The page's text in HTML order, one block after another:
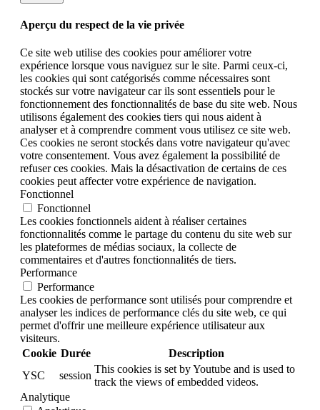
Aperçu du respect de la vie privée
Ce site web utilise des cookies pour améliorer votre
expérience lorsque vous naviguez sur le site. Parmi ceux-ci,
les cookies qui sont catégorisés comme nécessaires sont
stockés sur votre navigateur car ils sont essentiels pour le
fonctionnement des fonctionnalités de base du site web. Nous
utilisons également des cookies tiers qui nous aident à
analyser et à comprendre comment vous utilisez ce site web.
Ces cookies ne seront stockés dans votre navigateur qu'avec
votre consentement. Vous avez également la possibilité de
refuser ces cookies. Mais la désactivation de certains de ces
cookies peut affecter votre expérience de navigation.
Fonctionnel
Fonctionnel
Les cookies fonctionnels aident à réaliser certaines
fonctionnalités comme le partage du contenu du site web sur
les plateformes de médias sociaux, la collecte de
commentaires et d'autres fonctionnalités de tiers.
Performance
Performance
Les cookies de performance sont utilisés pour comprendre et
analyser les indices de performance clés du site web, ce qui
permet d'offrir une meilleure expérience utilisateur aux
visiteurs.
Cookie Durée
Description
YSC
session
This cookies is set by Youtube and is used to
track the views of embedded videos.
Analytique